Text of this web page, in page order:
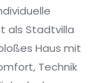
als Stadtvilla
Haus mit
Technik